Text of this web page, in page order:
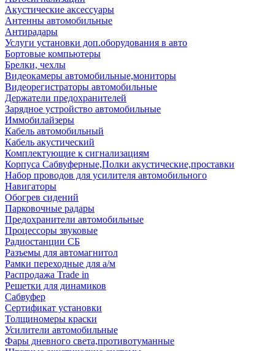
Акустические аксессуары
Антенны автомобильные
Антирадары
Услуги установки доп.оборудования в авто
Бортовые компьютеры
Брелки, чехлы
Видеокамеры автомобильные,мониторы
Видеорегистраторы автомобильные
Держатели предохранителей
Зарядное устройство автомобильные
Иммобилайзеры
Кабель автомобильный
Кабель акустический
Комплектующие к сигнализациям
Корпуса Сабвуферные,Полки акустические,проставки
Набор проводов для усилителя автомобильного
Навигаторы
Обогрев сидений
Парковочные радары
Предохранители автомобильные
Процессоры звуковые
Радиостанции СБ
Разъемы для автомагнитол
Рамки переходные для а/м
Распродажа Trade in
Решетки для динамиков
Сабвуфер
Сертификат установки
Толщиномеры краски
Усилители автомобильные
Фары дневного света,противотуманные